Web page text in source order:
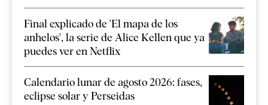
Final explicado de 'El mapa de los
anhelos', la serie de Alice Kellen que ya
puedes ver en Netflix
Calendario lunar de agosto 2026: fases,
eclipse solar y Perseidas